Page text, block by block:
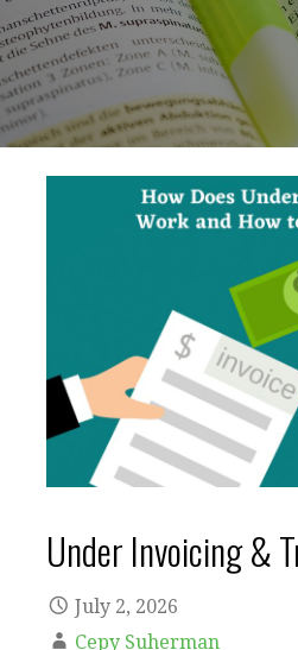
Under Invoicing &
July 2, 2026
Cepy Suherman